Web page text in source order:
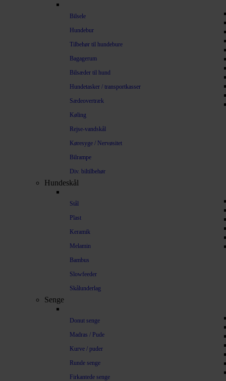
Bilsele
Hundebur
Tilbehør til hundebure
Bagagerum
Bilsæder til hund
Hundetasker / transportkasser
Sædeovertræk
Køling
Rejse-vandskål
Køresyge / Nervøsitet
Bilrampe
Div. biltilbehør
Hundeskål
Stål
Plast
Keramik
Melamin
Bambus
Slowfeeder
Skålunderlag
Senge
Donut senge
Madras / Pude
Kurve / puder
Runde senge
Firkantede senge